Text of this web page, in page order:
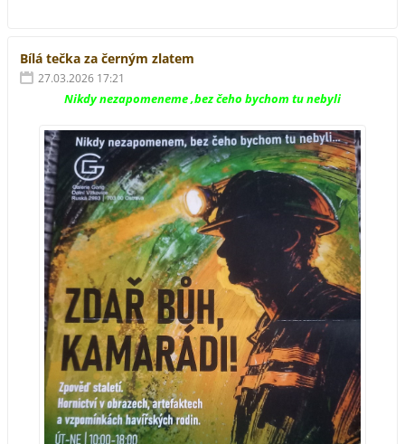
Bílá tečka za černým zlatem
27.03.2026 17:21
Nikdy nezapomeneme ,bez čeho bychom tu nebyli